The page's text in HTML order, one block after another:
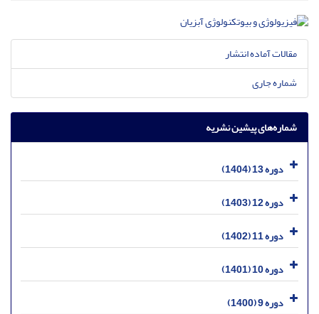
مقالات آماده انتشار
شماره جاری
شماره‌های پیشین نشریه
دوره 13 (1404)
دوره 12 (1403)
دوره 11 (1402)
دوره 10 (1401)
دوره 9 (1400)